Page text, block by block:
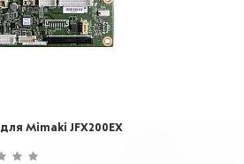
для Mimaki JFX200EX